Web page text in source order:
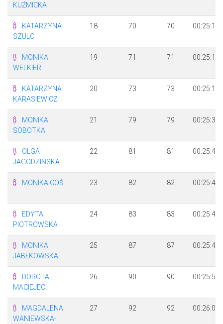
KUŹMICKA
KATARZYNA
SZULC
18 70 70 00:25:18
MONIKA
WELKIER
19 71 71 00:25:18
KATARZYNA
KARASIEWICZ
20 73 73 00:25:18
MONIKA
SOBOTKA
21 79 79 00:25:39
OLGA
JAGODZIŃSKA
22 81 81 00:25:40
MONIKA COŚ 23 82 82 00:25:40
EDYTA
PIOTROWSKA
24 83 83 00:25:41
MONIKA
JABŁKOWSKA
25 87 87 00:25:49
DOROTA
MACIEJEC
26 90 90 00:25:54
MAGDALENA
WANIEWSKA-
27 92 92 00:26:02